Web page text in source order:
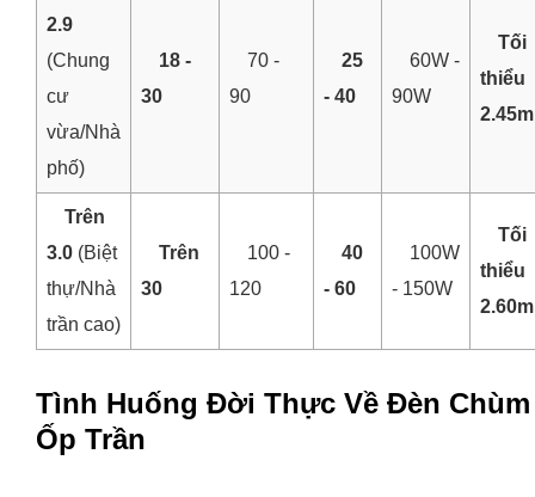
2.9
(Chung
cư
vừa/Nhà
phố)
18 -
30
70 -
90
25
- 40
60W -
90W
Tối
thiểu
2.45m
Trên
3.0 (Biệt
thự/Nhà
trần cao)
Trên
30
100 -
120
40
- 60
100W
- 150W
Tối
thiểu
2.60m
Tình Huống Đời Thực Về Đèn Chùm
Ốp Trần